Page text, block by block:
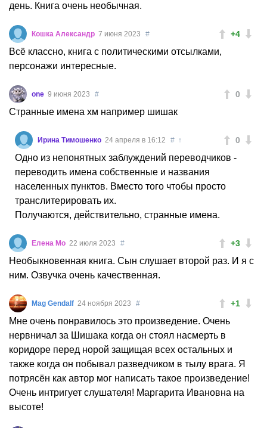
день. Книга очень необычная.
+4
Кошка Александр 7 июня 2023 #
Всё классно, книга с политическими отсылками,
персонажи интересные.
0
one 9 июня 2023 #
Странные имена хм например шишак
0
Ирина Тимошенко 24 апреля в 16:12 # ↑
Одно из непонятных заблуждений переводчиков -
переводить имена собственные и названия
населенных пунктов. Вместо того чтобы просто
транслитерировать их.
Получаются, действительно, странные имена.
+3
Елена Мо 22 июля 2023 #
Необыкновенная книга. Сын слушает второй раз. И я с
ним. Озвучка очень качественная.
+1
Mag Gendalf 24 ноября 2023 #
Мне очень понравилось это произведение. Очень
нервничал за Шишака когда он стоял насмерть в
коридоре перед норой защищая всех остальных и
также когда он побывал разведчиком в тылу врага. Я
потрясён как автор мог написать такое произведение!
Очень интригует слушателя! Маргарита Ивановна на
высоте!